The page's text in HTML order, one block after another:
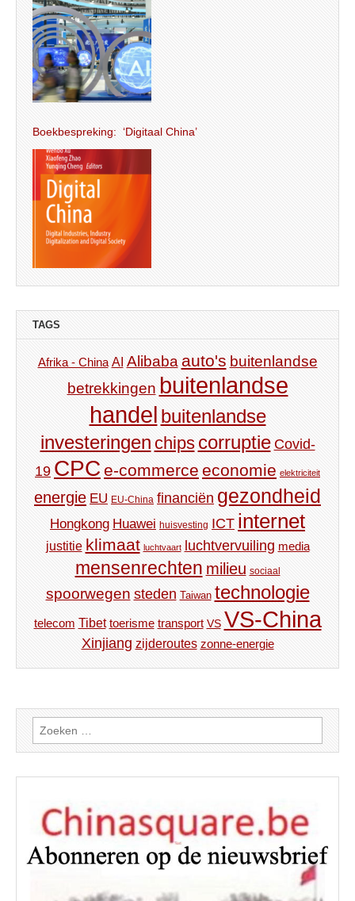
Boekbespreking: ‘Digitaal China’
TAGS
Afrika - China AI Alibaba auto's buitenlandse
betrekkingen buitenlandse
handel buitenlandse
investeringen chips corruptie Covid-
19 CPC e-commerce economie elektriciteit
energie EU EU-China financiën gezondheid
Hongkong Huawei huisvesting ICT internet
justitie klimaat luchtvaart luchtvervuiling media
mensenrechten milieu sociaal
spoorwegen steden Taiwan technologie
telecom Tibet toerisme transport VS VS-China
Xinjiang zijderoutes zonne-energie
Zoeken
naar: